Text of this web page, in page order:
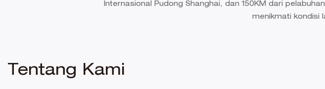
Internasional Pudong Shanghai, dan 150KM dari
menikmati kondisi
Tentang Kami